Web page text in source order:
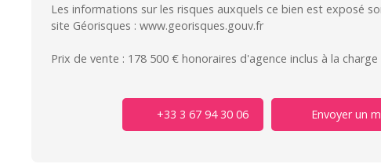
Les informations sur les risques auxquels ce bien est exposé
site Géorisques : www.georisques.gouv.fr
Prix de vente : 178 500 € honoraires d'agence inclus à la charge
+33 3 67 94 30 06 Envoyer un